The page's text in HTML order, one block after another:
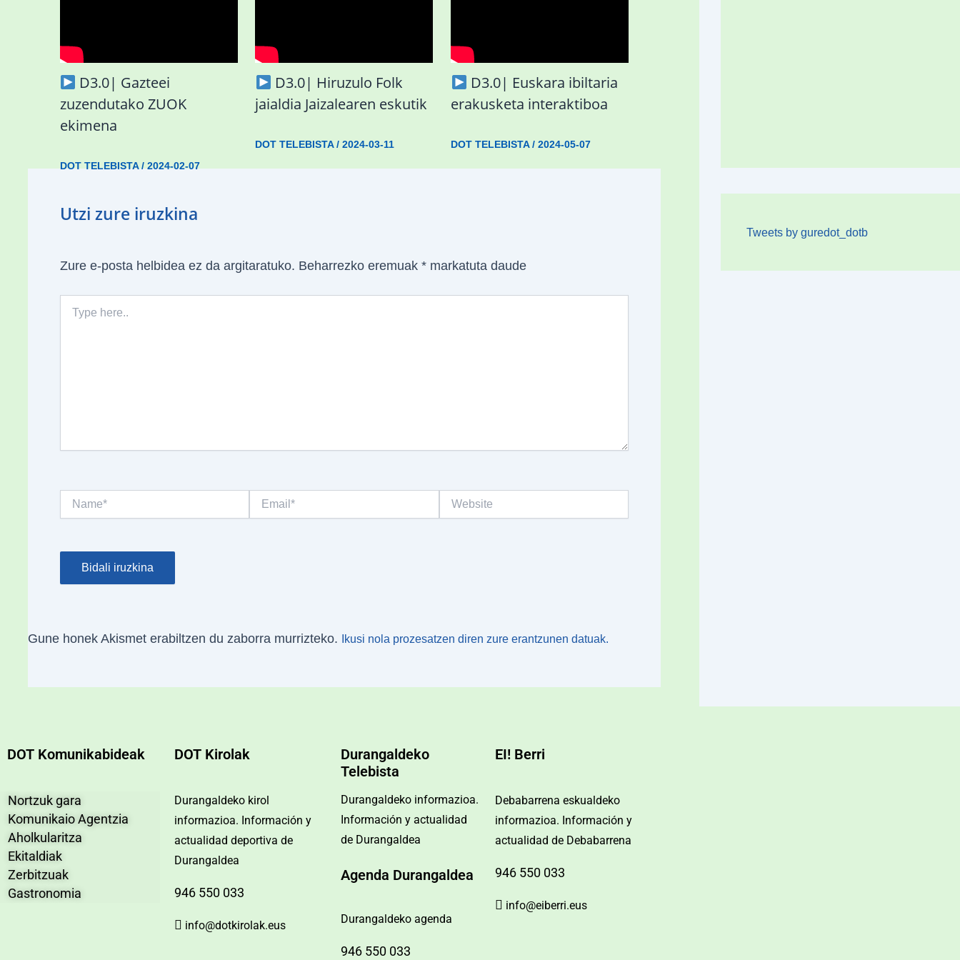
D3.0| Gazteei
zuzendutako ZUOK
ekimena
DOT TELEBISTA/ 2024-02-07
D3.0| Hiruzulo Folk
jaialdia Jaizalearen eskutik
DOT TELEBISTA/2024-03-11
D3.0| Euskara ibiltaria
erakusketa interaktiboa
DOT TELEBISTA/2024-05-07
Utzi zure iruzkina
Zure e-posta helbidea ez da argitaratuko. Beharrezko eremuak *markatuta daude
here..
Gune honek Akismet erabiltzen du zaborra murrizteko. Ikusi nola prozesatzen diren zure erantzunen datuak.
Tweets by guredot_dotb
DOT Komunikabideak
Nortzuk gara
Komunikaio Agentzia
Aholkularitza
Ekitaldiak
Zerbitzuak
Gastronomia
DOT Kirolak
Durangaldeko kirol
informazioa. Información y
actualidad deportiva de
Durangaldea
946 550 033
info@dotkirolak.eus
Durangaldeko
Telebista
Durangaldeko informazioa.
Información y actualidad
de Durangaldea
Agenda Durangaldea
Durangaldeko agenda
946 550 033
EI! Berri
Debabarrena eskualdeko
informazioa. Información y
actualidad de Debabarrena
946 550 033
info@eiberri.eus